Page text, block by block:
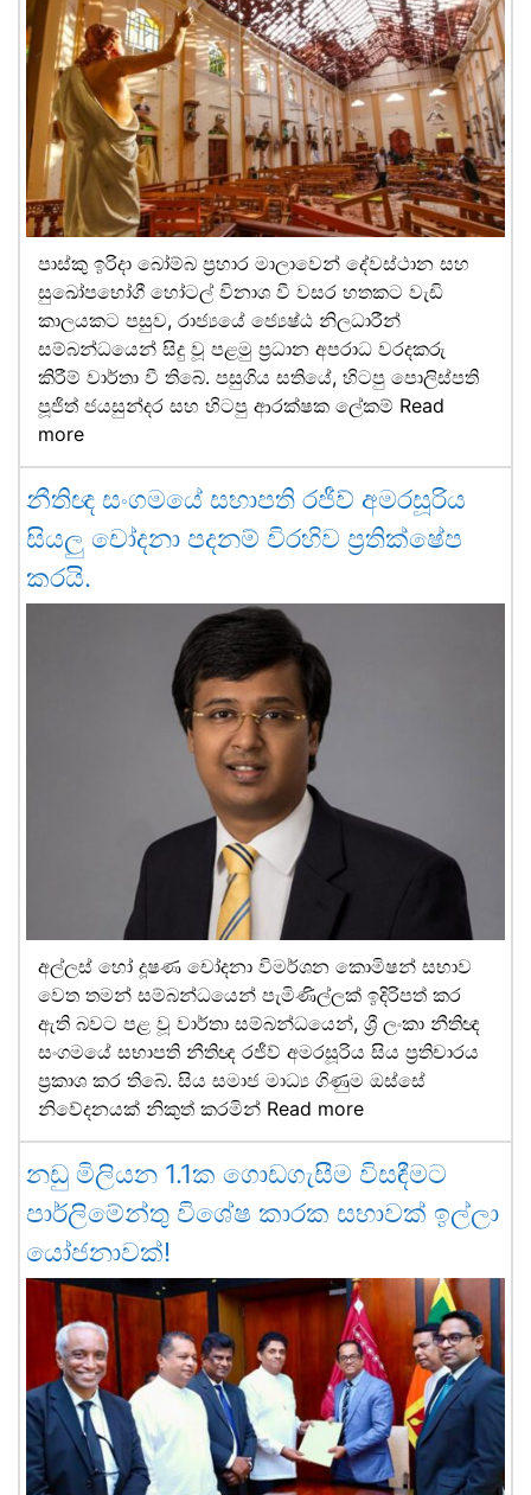
පාස්කු ඉරිදා බෝම්බ ප්‍රහාර මාලාවෙන් දේවස්ථාන සහ
සුඛෝපභෝගී හෝටල් විනාශ වී වසර හතකට වැඩි
කාලයකට පසුව, රාජ්‍යයේ ජ්‍යෙෂ්ඨ නිලධාරීන්
සම්බන්ධයෙන් සිදු වූ පළමු ප්‍රධාන අපරාධ වරදකරු
කිරීම් වාර්තා වී තිබේ. පසුගිය සතියේ, හිටපු පොලිස්පති
පූජිත් ජයසුන්දර සහ හිටපු ආරක්ෂක ලේකම් Read
more
නීතිඥ සංගමයේ සභාපති රජීව් අමරසූරිය
සියලු චෝදනා පදනම් විරහිව ප්‍රතික්ෂේප
කරයි.
අල්ලස් හෝ දූෂණ චෝදනා විමර්ශන කොමිෂන් සභාව
වෙත තමන් සම්බන්ධයෙන් පැමිණිල්ලක් ඉදිරිපත් කර
ඇති බවට පළ වූ වාර්තා සම්බන්ධයෙන්, ශ්‍රී ලංකා නීතිඥ
සංගමයේ සභාපති නීතිඥ රජීව් අමරසූරිය සිය ප්‍රතිචාරය
ප්‍රකාශ කර තිබේ. සිය සමාජ මාධ්‍ය ගිණුම ඔස්සේ
නිවේදනයක් නිකුත් කරමින් Read more
නඩු මිලියන 1.1ක ගොඩගැසීම විසඳීමට
පාර්ලිමේන්තු විශේෂ කාරක සභාවක් ඉල්ලා
යෝජනාවක්!